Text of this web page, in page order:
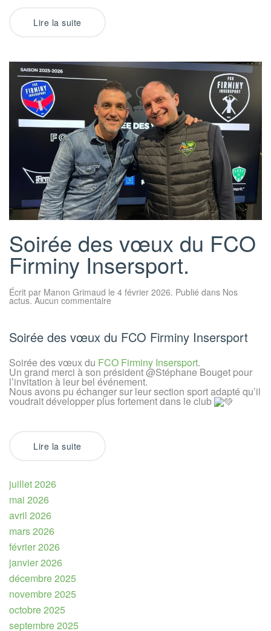
Lire la suite
Soirée des vœux du FCO
Firminy Insersport.
Écrit par Manon Grimaud le 4 février 2026. Publié dans Nos
actus. Aucun commentairesur
du
FCO
Insersport.
Soirée des vœux du FCO Firminy Insersport
Soirée des vœux du FCO Firminy Insersport.
Un grand merci à son président @Stéphane Bouget pour
l’invitation à leur bel événement.
Nous avons pu échanger sur leur section sport adapté qu’il
voudrait développer plus fortement dans le club
Lire la suite
juillet 2026
mai 2026
avril 2026
mars 2026
février 2026
janvier 2026
décembre 2025
novembre 2025
octobre 2025
septembre 2025